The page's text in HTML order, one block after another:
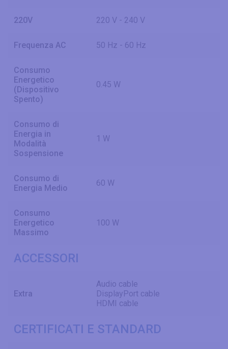
220V 220 V - 240 V
Frequenza AC 50 Hz - 60 Hz
Consumo
Energetico
(Dispositivo
Spento)
0.45 W
Consumo di
Energia in
Modalità
Sospensione
1 W
Consumo di
Energia Medio
60 W
Consumo
Energetico
Massimo
100 W
ACCESSORI
Extra
Audio cable
DisplayPort cable
HDMI cable
CERTIFICATI E STANDARD